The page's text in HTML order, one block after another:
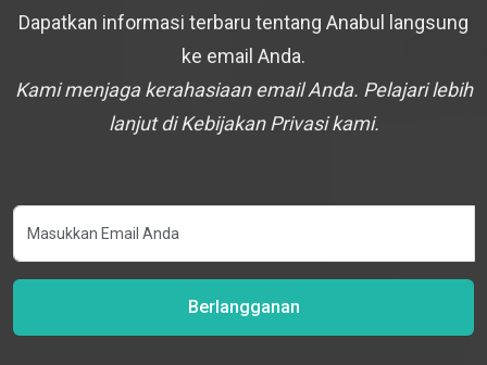
Dapatkan informasi terbaru tentang Anabul langsung
ke email Anda.
Kami menjaga kerahasiaan email Anda. Pelajari lebih
lanjut di Kebijakan Privasi kami.
Berlangganan